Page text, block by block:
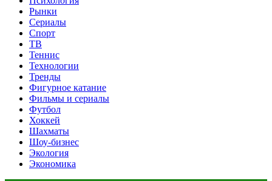
Рынки
Сериалы
Спорт
ТВ
Теннис
Технологии
Тренды
Фигурное катание
Фильмы и сериалы
Футбол
Хоккей
Шахматы
Шоу-бизнес
Экология
Экономика